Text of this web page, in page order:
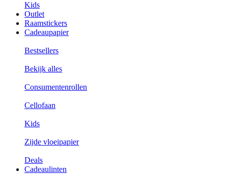
Kids
Outlet
Raamstickers
Cadeaupapier
Bestsellers
Bekijk alles
Consumentenrollen
Cellofaan
Kids
Zijde vloeipapier
Deals
Cadeaulinten